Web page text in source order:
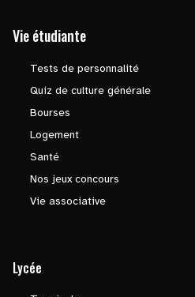
Vie étudiante
Tests de personnalité
Quiz de culture générale
Bourses
Logement
Santé
Nos jeux concours
Vie associative
Lycée